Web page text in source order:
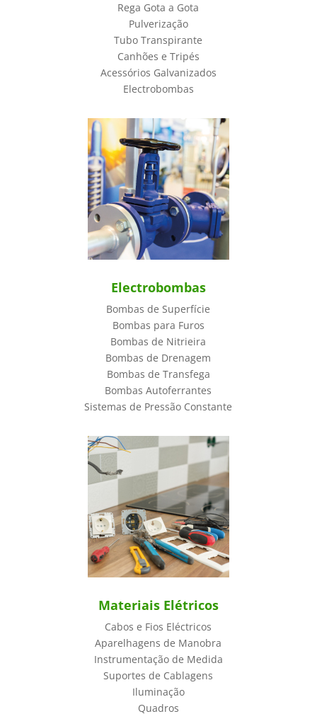
Rega Gota a Gota
Pulverização
Tubo Transpirante
Canhões e Tripés
Acessórios Galvanizados
Electrobombas
Electrobombas
Bombas de Superfície
Bombas para Furos
Bombas de Nitrieira
Bombas de Drenagem
Bombas de Transfega
Bombas Autoferrantes
Sistemas de Pressão Constante
Materiais Elétricos
Cabos e Fios Eléctricos
Aparelhagens de Manobra
Instrumentação de Medida
Suportes de Cablagens
Iluminação
Quadros